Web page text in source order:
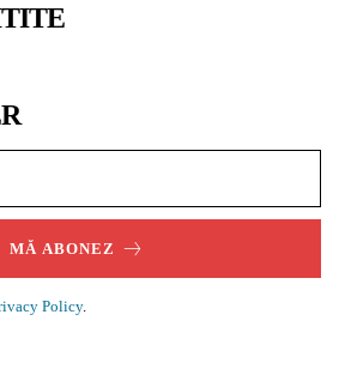
MĂ ABONEZ
Policy.